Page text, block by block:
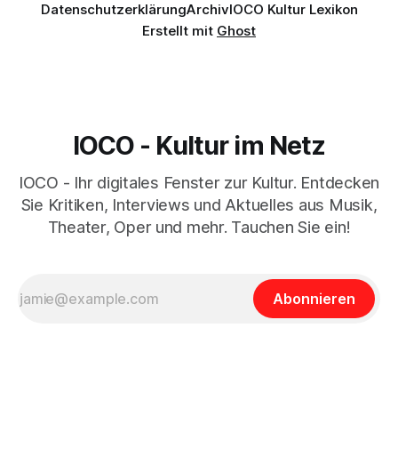
DatenschutzerklärungArchivIOCO Kultur Lexikon
Erstellt mit Ghost
IOCO - Kultur im Netz
IOCO - Ihr digitales Fenster zur Kultur. Entdecken
Sie Kritiken, Interviews und Aktuelles aus Musik,
Theater, Oper und mehr. Tauchen Sie ein!
Abonnieren